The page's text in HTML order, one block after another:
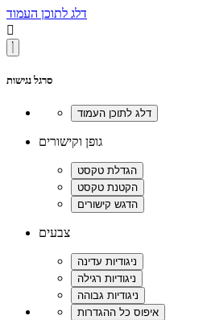
דלג לתוכן העמוד

סרגל נגישות
גופן וקישורים
צבעים